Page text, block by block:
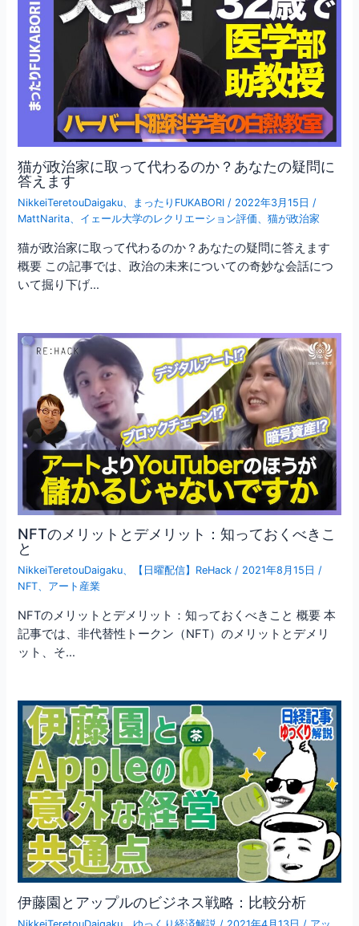
猫が政治家に取って代わるのか？あなたの疑問に
答えます
NikkeiTeretouDaigaku、 まったりFUKABORI / 2022年3月15日 /
MattNarita、 イェール大学のレクリエーション評価、猫が政治家
猫が政治家に取って代わるのか？あなたの疑問に答えます
概要 この記事では、政治の未来についての奇妙な会話につ
いて掘り下げ…
NFTのメリットとデメリット：知っておくべきこ
と
NikkeiTeretouDaigaku、 【日曜配信】ReHack / 2021年8月15日 /
NFT、 アート産業
NFTのメリットとデメリット：知っておくべきこと 概要 本
記事では、非代替性トークン（NFT）のメリットとデメリ
ット、そ…
伊藤園とアップルのビジネス戦略：比較分析